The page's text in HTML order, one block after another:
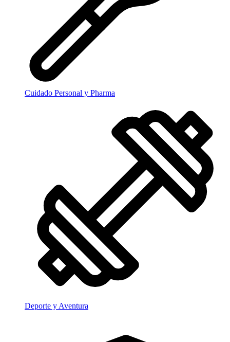
Cuidado Personal y Pharma
Deporte y Aventura